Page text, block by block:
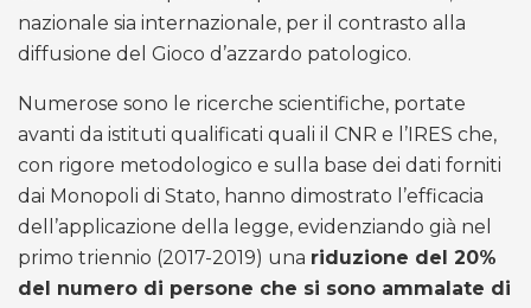
nazionale sia internazionale, per il contrasto alla
diffusione del Gioco d’azzardo patologico.
Numerose sono le ricerche scientifiche, portate
avanti da istituti qualificati quali il CNR e l’IRES che,
con rigore metodologico e sulla base dei dati forniti
dai Monopoli di Stato, hanno dimostrato l’efficacia
dell’applicazione della legge, evidenziando già nel
primo triennio (2017-2019) una riduzione del 20%
del numero di persone che si sono ammalate di